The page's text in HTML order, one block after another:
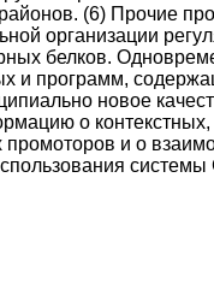
(6) Прочие
организации
белков.
и программ,
новое
о
промоторов и о
системы